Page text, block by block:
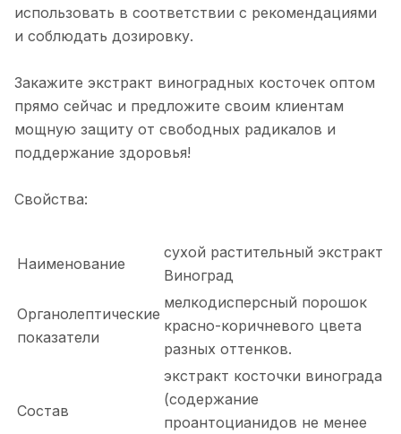
использовать в соответствии с рекомендациями
и соблюдать дозировку.
Закажите экстракт виноградных косточек оптом
прямо сейчас и предложите своим клиентам
мощную защиту от свободных радикалов и
поддержание здоровья!
Свойства:
Наименование
сухой растительный экстракт
Виноград
Органолептические
показатели
мелкодисперсный порошок
красно-коричневого цвета
разных оттенков.
Состав
экстракт косточки винограда
(содержание
проантоцианидов не менее